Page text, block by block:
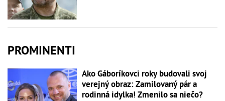
PROMINENTI
Ako Gáboríkovci roky budovali svoj
verejný obraz: Zamilovaný pár a
rodinná idylka! Zmenilo sa niečo?